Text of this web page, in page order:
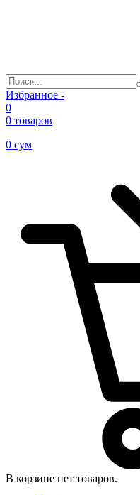
Избранное -
0
0 товаров
0 сум
В корзине нет товаров.